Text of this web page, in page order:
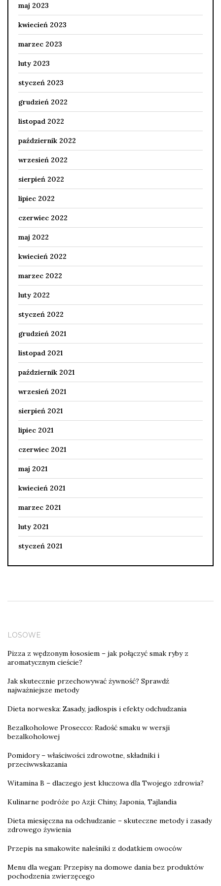
maj 2023
kwiecień 2023
marzec 2023
luty 2023
styczeń 2023
grudzień 2022
listopad 2022
październik 2022
wrzesień 2022
sierpień 2022
lipiec 2022
czerwiec 2022
maj 2022
kwiecień 2022
marzec 2022
luty 2022
styczeń 2022
grudzień 2021
listopad 2021
październik 2021
wrzesień 2021
sierpień 2021
lipiec 2021
czerwiec 2021
maj 2021
kwiecień 2021
marzec 2021
luty 2021
styczeń 2021
LOSOWE
Pizza z wędzonym łososiem – jak połączyć smak ryby z
aromatycznym cieście?
Jak skutecznie przechowywać żywność? Sprawdź
najważniejsze metody
Dieta norweska: Zasady, jadłospis i efekty odchudzania
Bezalkoholowe Prosecco: Radość smaku w wersji
bezalkoholowej
Pomidory – właściwości zdrowotne, składniki i
przeciwwskazania
Witamina B – dlaczego jest kluczowa dla Twojego zdrowia?
Kulinarne podróże po Azji: Chiny, Japonia, Tajlandia
Dieta miesięczna na odchudzanie – skuteczne metody i zasady
zdrowego żywienia
Przepis na smakowite naleśniki z dodatkiem owoców
Menu dla wegan: Przepisy na domowe dania bez produktów
pochodzenia zwierzęcego